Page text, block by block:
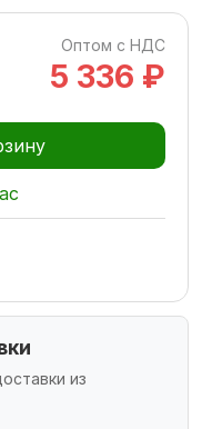
Оптом с НДС
5 336 ₽
из